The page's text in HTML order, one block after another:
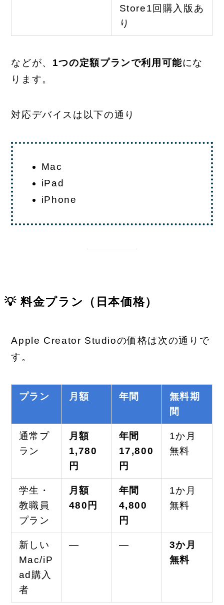
Store1回購入版あ
り
などが、 1つの定額プランで利用可能にな
ります。
対応デバイスは以下の通り
Mac
iPad
iPhone
💡 料金プラン（日本価格）
Apple Creator Studioの価格は次の通りで
す。
プラン 月額 年間
無料期
間
通常プ
ラン
月額
1,780
円
年間
17,800
円
1か月
無料
学生・
教職員
プラン
月額
480円
年間
4,800
円
1か月
無料
新しい
Mac/iP
ad購入
者
— —
3か月
無料